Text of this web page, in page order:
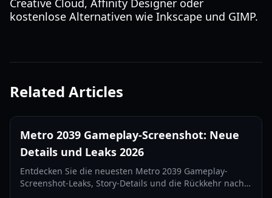
Creative Cloud, Affinity Designer oder
kostenlose Alternativen wie Inkscape und GIMP.
Related Articles
Metro 2039 Gameplay-Screenshot: Neue
Details und Leaks 2026
Entdecken Sie die neuesten Metro 2039 Gameplay-
Screenshot-Leaks, Story-Details und die Rückkehr nach